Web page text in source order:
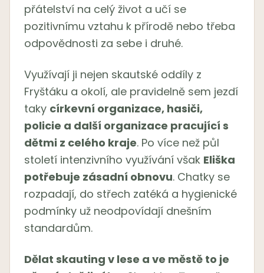
přátelství na celý život a učí se
pozitivnímu vztahu k přírodě nebo třeba
odpovědnosti za sebe i druhé.
Využívají ji nejen skautské oddíly z
Fryštáku a okolí, ale pravidelně sem jezdí
taky církevní organizace, hasiči,
policie a další organizace pracující s
dětmi z celého kraje. Po více než půl
století intenzivního využívání však Eliška
potřebuje zásadní obnovu. Chatky se
rozpadají, do střech zatéká a hygienické
podmínky už neodpovídají dnešním
standardům.
Dělat skauting v lese a ve městě to je